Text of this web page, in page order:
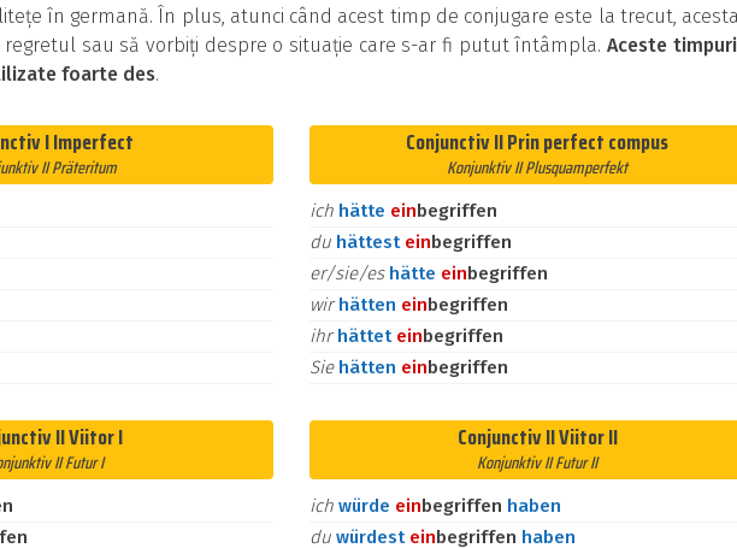
în germană. În plus, atunci când acest timp de conjugare este la trecut,
regretul sau să vorbiți despre o situație care s-ar fi putut întâmpla.Aceste
foarte des.
I Imperfect
II Präteritum
Conjunctiv II Prin perfect compus
Konjunktiv II Plusquamperfekt
ich hätte einbegriffen
du hättest einbegriffen
er/sie/es hätte einbegriffen
wirhätten einbegriffen
ihrhättet einbegriffen
Sie hätten einbegriffen
II Viitor I
II Futur I
Conjunctiv II Viitor II
Konjunktiv II Futur II
ich würde einbegriffen haben
du würdest einbegriffen haben